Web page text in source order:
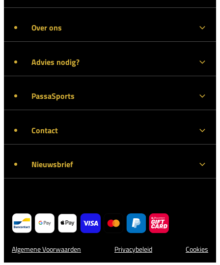
Over ons
Advies nodig?
PassaSports
Contact
Nieuwsbrief
Algemene Voorwaarden Privacybeleid Cookies